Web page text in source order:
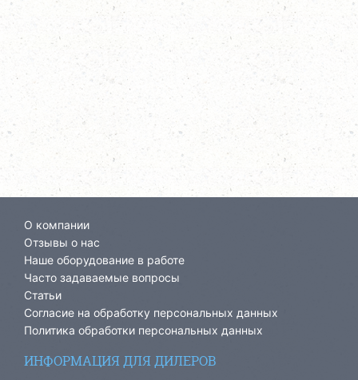
О компании
Отзывы о нас
Наше оборудование в работе
Часто задаваемые вопросы
Статьи
Согласие на обработку персональных данных
Политика обработки персональных данных
ИНФОРМАЦИЯ ДЛЯ ДИЛЕРОВ